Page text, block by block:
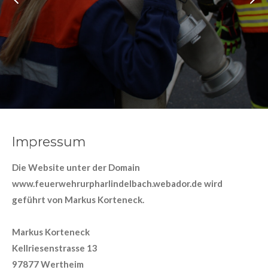
Impressum
Die Website unter der Domain
www.feuerwehrurpharlindelbach.webador.de wird
geführt von Markus Korteneck.
Markus Korteneck
Kellriesenstrasse 13
97877 Wertheim